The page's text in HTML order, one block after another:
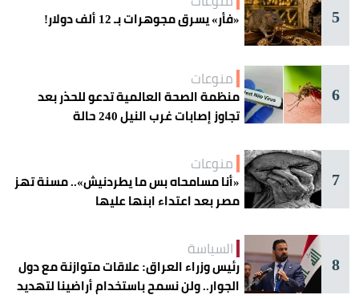
5 «فأر» يسرق مجوهرات بـ 12 ألف دولار!
6
منوعات
منظمة الصحة العالمية تدعو للحذر بعد
تجاوز إصابات غرب النيل 240 حالة
7
منوعات
«أنا مسامحاه بس ما يطردنيش».. مسنة تهز
مصر بعد اعتداء ابنها عليها
8
السياسة
رئيس وزراء العراق: علاقات متوازنة مع دول
الجوار.. ولن نسمح باستخدام أراضينا لتهديد